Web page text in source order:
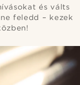
és válts
feledd – kezek